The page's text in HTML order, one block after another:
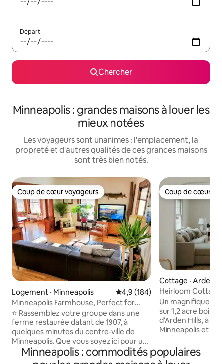
Départ
Chercher
Minneapolis : grandes maisons à louer les
mieux notées
Les voyageurs sont unanimes : l'emplacement, la
propreté et d'autres qualités de ces grandes maisons
sont très bien notés.
Coup de cœur voyageurs
Coup de cœur voyageurs
Logement · Minneapolis Note moyenne de 4,9 sur 5,
4,9 (184)
Minneapolis Farmhouse, Perfect for
Family / Groups
⭐ Rassemblez votre groupe dans une
ferme restaurée datant de 1907, à
quelques minutes du centre-ville de
Minneapolis. Que vous soyez ici pour un
match, un concert, des retrouvailles ou
une fin de semaine au calme, ce
Coup de cœur
Coup de cœur
Cottage · Arden
Heirloom
tourbillon et
Un magnifique
sur 1,2 acre boisé
d'Arden Hills, à 15
Minneapolis et de
monde. Pris en
Un salon
Minneapolis : commodités populaires